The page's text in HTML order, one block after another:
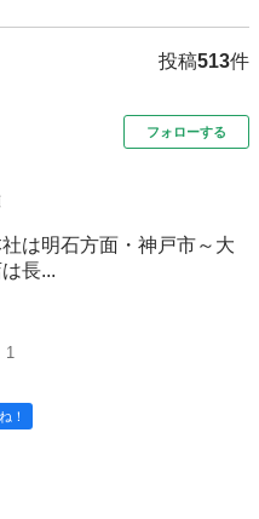
投稿513件
フォローする
は明石方面・神戸市～大
長...
1
！